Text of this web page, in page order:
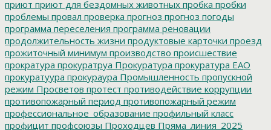
приют приют для бездомных животных пробка пробки
проблемы провал проверка прогноз прогноз погоды
программа переселения программа реновации
продолжительность жизни продуктовые карточки проезд
прожиточный минимум производство происшествие
прократура прокуратруа Прокуратура прокуратура ЕАО
прокуратуура прокураура Промышленность пропускной
режим Просветов протест противодействие коррупции
противопожарный период противопожарный режим
профессиональное_образование профильный класс
профицит профсоюзы Проходцев Пряма_линия_2025